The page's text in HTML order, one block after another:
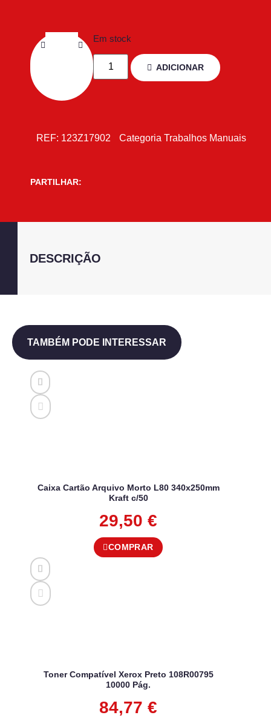
Em stock
ADICIONAR
REF: 123Z17902 Categoria Trabalhos Manuais
PARTILHAR:
DESCRIÇÃO
TAMBÉM PODE INTERESSAR
Caixa Cartão Arquivo Morto L80 340x250mm
Kraft c/50
29,50 €
COMPRAR
Toner Compatível Xerox Preto 108R00795
10000 Pág.
84,77 €